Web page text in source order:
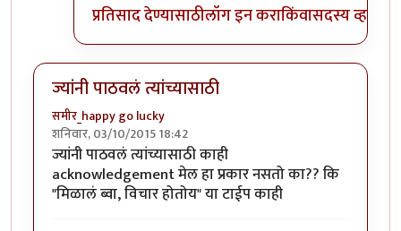
प्रतिसाद देण्यासाठीलॉग इन कराकिंवासदस्य व्हा
ज्यांनी पाठवलं त्यांच्यासाठी
समीर_happy go lucky
शनिवार, 03/10/2015 18:42
ज्यांनी पाठवलं त्यांच्यासाठी काही
acknowledgement मेल हा प्रकार नसतो का?? कि
"मिळालं ब्वा, विचार होतोय" या टाईप काही